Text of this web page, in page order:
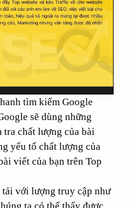
tìm kiếm Google
sẽ dùng những
tra chất lượng của bài
yếu tố chất lượng của
viết của bạn trên Top
với lượng truy cập như